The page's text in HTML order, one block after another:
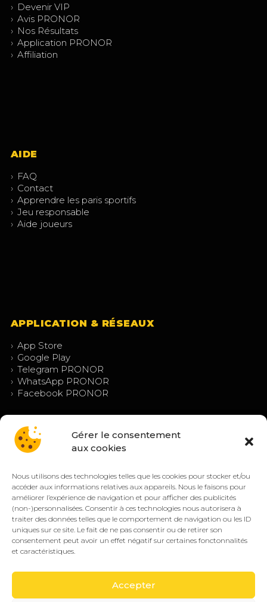
Gérer le consentement
aux cookies
Nous utilisons des technologies telles que les cookies pour stocker et/ou
accéder aux informations relatives aux appareils. Nous le faisons pour
améliorer l’expérience de navigation et pour afficher des publicités
(non-)personnalisées. Consentir à ces technologies nous autorisera à
traiter des données telles que le comportement de navigation ou les ID
uniques sur ce site. Le fait de ne pas consentir ou de retirer son
consentement peut avoir un effet négatif sur certaines fonctonnalités
et caractéristiques.
Accepter
› Devenir VIP
› Avis PRONOR
› Nos Résultats
› Application PRONOR
› Affiliation
AIDE
› FAQ
› Contact
› Apprendre les paris sportifs
› Jeu responsable
› Aide joueurs
APPLICATION & RÉSEAUX
› App Store
› Google Play
› Telegram PRONOR
› WhatsApp PRONOR
› Facebook PRONOR
© PRONOR 2019 – 2026 — Tous droits réservés.
Mentions légales
Confidentialité CGV/CGU Cookies (EU)
🔒 Paiement sécurisé VISA CB SEPA
Jeu responsable :PRONOR encourage une